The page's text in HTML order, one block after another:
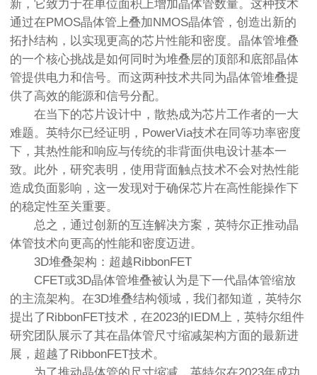
新，它致力于在单位面积上增加晶体管数量。这种技术
通过在PMOS晶体管上叠加NMOS晶体管，创造出新的
拓扑结构，以实现更高的芯片性能和密度。晶体管堆叠
的一个核心挑战是如何同时为堆叠层的顶部和底部晶体
管提供电力和信号。而这两种技术共同为晶体管堆叠提
供了高效的能源和信号分配。
在当下的芯片设计中，散热成为芯片工作者的一大
难题。英特尔已经证明，PowerVia技术在同等功率密度
下，其热性能和响应与传统的非背面供电设计基本一
致。此外，研究表明，使用背面触点技术不会对热性能
造成负面影响，这一发现对于确保芯片在高性能操作下
的稳定性至关重要。
总之，通过创新的互连解决方案，英特尔正推动晶
体管技术向更高的性能和密度迈进。
3D堆叠架构：超越RibbonFET
CFET或3D晶体管堆叠被认为是下一代晶体管缩放
的主流架构。在3D堆叠结构领域，我们都知道，英特尔
提出了RibbonFET技术，在2023的IEDM上，英特尔组件
研究团队展示了其在晶体管尺寸缩减架构方面的最新进
展，超越了RibbonFET技术。